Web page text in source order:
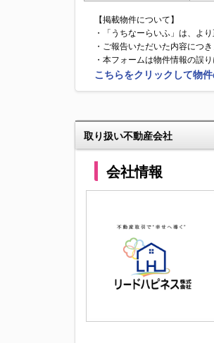
【掲載物件について】
・「うちなーらいふ」は、よ
・ご報告いただいた内容につ
・本フォームは物件情報の誤
こちらをクリックして物件
取り扱い不動産会社
会社情報